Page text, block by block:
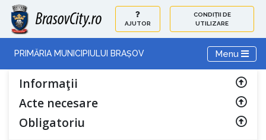
AJUTOR
CONDIȚII DE
UTILIZARE
PRIMĂRIA MUNICIPIULUI BRAȘOV Toggle
Menu
Informaţii
Acte necesare
Obligatoriu